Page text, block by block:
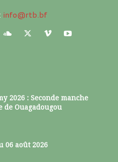
info@rtb.bf
2026 : Seconde manche
Ouagadougou
06 août 2026